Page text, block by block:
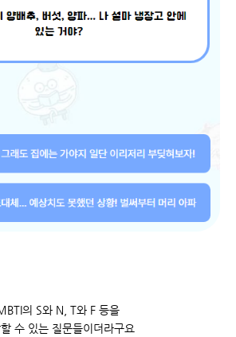
의 S와 N, T와 F 등을
수 있는 질문들이더라구요